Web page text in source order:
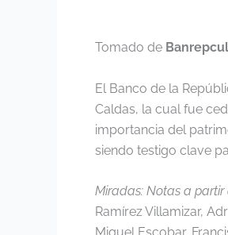
Tomado de
El Banco de la
Caldas, la cual fue
importancia del
siendo testigo clave
Miradas: Notas a
Ramírez Villamizar,